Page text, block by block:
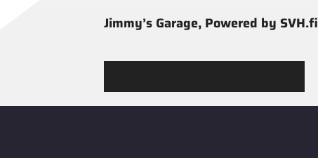
Jimmy’s Garage, Powered by SVH.fi